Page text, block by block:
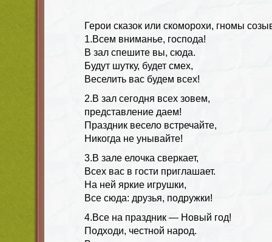
Герои сказок или скоморохи, гномы
1.Всем вниманье, господа!
В зал спешите вы, сюда.
Будут шутку, будет смех,
Веселить вас будем всех!
2.В зал сегодня всех зовем,
представление даем!
Праздник весело встречайте,
Никогда не унывайте!
3.В зале елочка сверкает,
Всех вас в гости приглашает.
На ней яркие игрушки,
Все сюда: друзья, подружки!
4.Все на праздник — Новый год!
Подходи, честной народ.